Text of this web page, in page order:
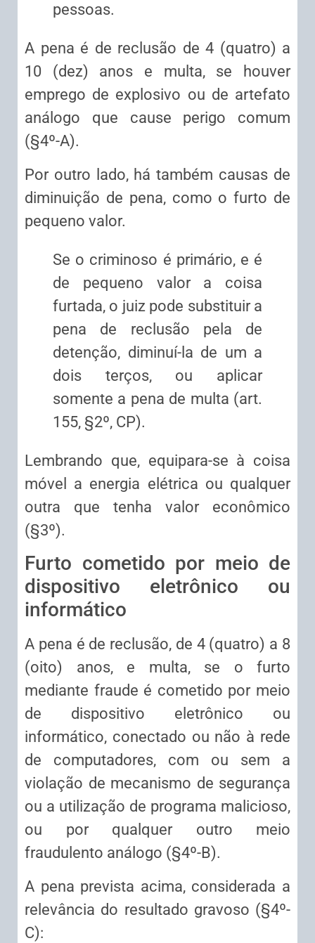
pessoas.
A pena é de reclusão de 4 (quatro) a
10 (dez) anos e multa, se houver
emprego de explosivo ou de artefato
análogo que cause perigo comum
(§4º-A).
Por outro lado, há também causas de
diminuição de pena, como o furto de
pequeno valor.
Se o criminoso é primário, e é
de pequeno valor a coisa
furtada, o juiz pode substituir a
pena de reclusão pela de
detenção, diminuí-la de um a
dois terços, ou aplicar
somente a pena de multa (art.
155, §2º, CP).
Lembrando que, equipara-se à coisa
móvel a energia elétrica ou qualquer
outra que tenha valor econômico
(§3º).
Furto cometido por meio de
dispositivo eletrônico ou
informático
A pena é de reclusão, de 4 (quatro) a 8
(oito) anos, e multa, se o furto
mediante fraude é cometido por meio
de dispositivo eletrônico ou
informático, conectado ou não à rede
de computadores, com ou sem a
violação de mecanismo de segurança
ou a utilização de programa malicioso,
ou por qualquer outro meio
fraudulento análogo (§4º-B).
A pena prevista acima, considerada a
relevância do resultado gravoso (§4º-
C):